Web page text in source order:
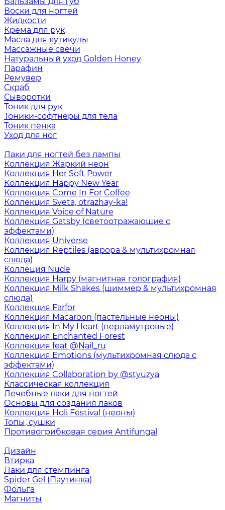
Воски для ногтей
Жидкости
Крема для рук
Масла для кутикулы
Массажные свечи
Натуральный уход Golden Honey
Парафин
Ремувер
Скраб
Сыворотки
Тоник для рук
Тоники-софтнеры для тела
Тоник пенка
Уход для ног
Лаки для ногтей без лампы
Коллекция Жаркий неон
Коллекция Her Soft Power
Коллекция Happy New Year
Коллекция Come In For Coffee
Коллекция Sveta, otrazhay-ka!
Коллекция Voice of Nature
Коллекция Gatsby (светоотражающие с
эффектами)
Коллекция Universe
Коллекция Reptiles (аврора & мультихромная
слюда)
Коллеция Nude
Коллекция Harpy (магнитная голография)
Коллекция Milk Shakes (шиммер & мультихромная
слюда)
Коллекция Farfor
Коллекция Macaroon (пастельные неоны)
Коллекция In My Heart (перламутровые)
Коллекция Enchanted Forest
Коллекция feat @Nail_ru
Коллекция Emotions (мультихромная слюда с
эффектами)
Коллекция Collaboration by @styuzya
Классическая коллекция
Лечебные лаки для ногтей
Основы для создания лаков
Коллекция Holi Festival (неоны)
Топы, сушки
Противогрибковая серия Antifungal
Дизайн
Втирка
Лаки для стемпинга
Spider Gel (Паутинка)
Фольга
Магниты